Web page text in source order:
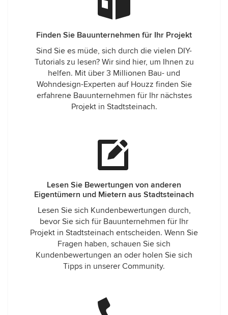
Finden Sie Bauunternehmen für Ihr Projekt
Sind Sie es müde, sich durch die vielen DIY-
Tutorials zu lesen? Wir sind hier, um Ihnen zu
helfen. Mit über 3 Millionen Bau- und
Wohndesign-Experten auf Houzz finden Sie
erfahrene Bauunternehmen für Ihr nächstes
Projekt in Stadtsteinach.
Lesen Sie Bewertungen von anderen
Eigentümern und Mietern aus Stadtsteinach
Lesen Sie sich Kundenbewertungen durch,
bevor Sie sich für Bauunternehmen für Ihr
Projekt in Stadtsteinach entscheiden. Wenn Sie
Fragen haben, schauen Sie sich
Kundenbewertungen an oder holen Sie sich
Tipps in unserer Community.